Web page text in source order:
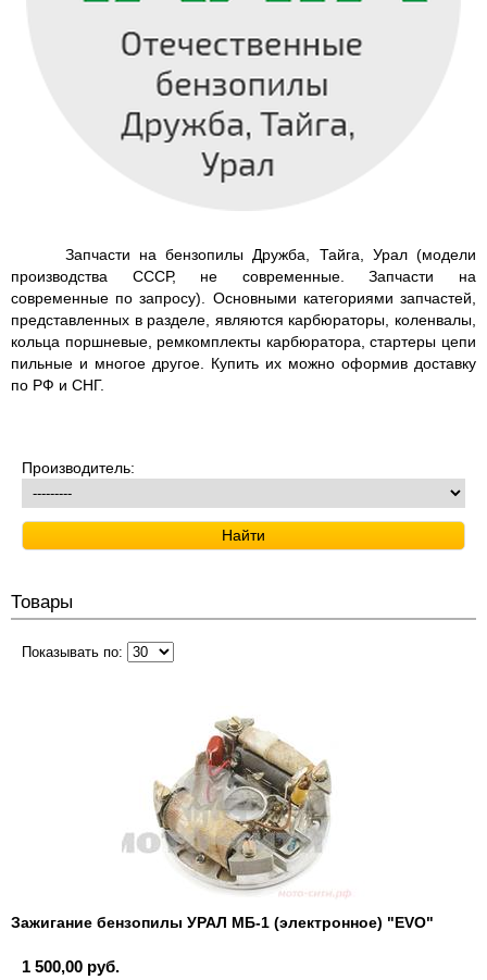
Запчасти на бензопилы Дружба, Тайга, Урал (модели
производства СССР, не современные. Запчасти на
современные по запросу). Основными категориями запчастей,
представленных в разделе, являются карбюраторы, коленвалы,
кольца поршневые, ремкомплекты карбюратора, стартеры цепи
пильные и многое другое. Купить их можно оформив доставку
по РФ и СНГ.
Производитель:
Товары
Показывать по:
Зажигание бензопилы УРАЛ МБ-1 (электронное) "EVO"
1 500,00 руб.